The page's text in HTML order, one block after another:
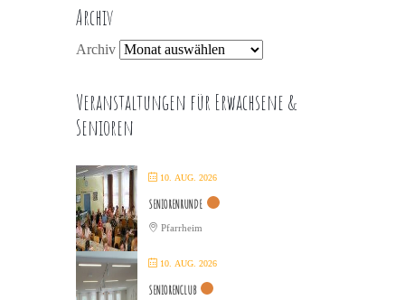
Archiv
Archiv
Veranstaltungen für Erwachsene &
Senioren
10. AUG. 2026
SENIORENRUNDE
Pfarrheim
10. AUG. 2026
SENIORENCLUB